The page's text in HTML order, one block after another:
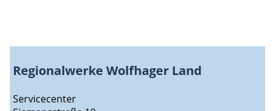
Regionalwerke Wolfhager Land
Servicecenter